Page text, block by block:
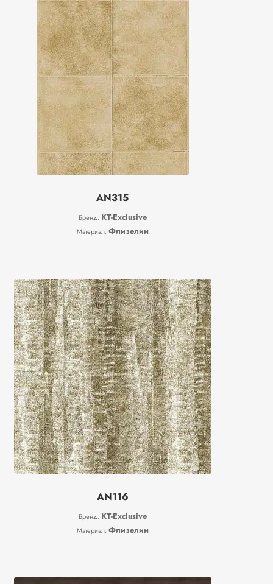
AN315
Бренд: KT-Exclusive
Материал: Флизелин
AN116
Бренд: KT-Exclusive
Материал: Флизелин